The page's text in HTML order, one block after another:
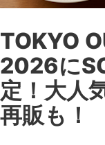
TOKYO
2026に
定！大人
再販も！